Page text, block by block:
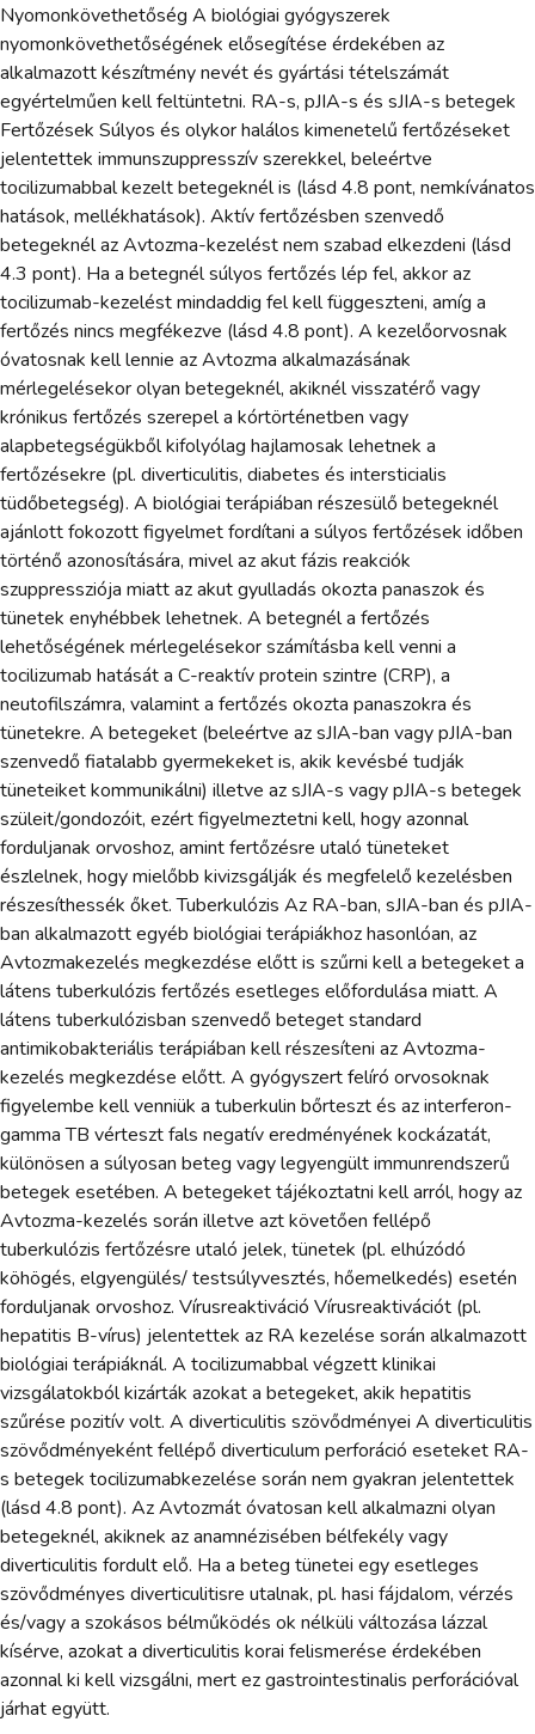
Nyomonkövethetőség A biológiai gyógyszerek
nyomonkövethetőségének elősegítése érdekében az
alkalmazott készítmény nevét és gyártási tételszámát
egyértelműen kell feltüntetni. RA-s, pJIA-s és sJIA-s betegek
Fertőzések Súlyos és olykor halálos kimenetelű fertőzéseket
jelentettek immunszuppresszív szerekkel, beleértve
tocilizumabbal kezelt betegeknél is (lásd 4.8 pont, nemkívánatos
hatások, mellékhatások). Aktív fertőzésben szenvedő
betegeknél az Avtozma-kezelést nem szabad elkezdeni (lásd
4.3 pont). Ha a betegnél súlyos fertőzés lép fel, akkor az
tocilizumab-kezelést mindaddig fel kell függeszteni, amíg a
fertőzés nincs megfékezve (lásd 4.8 pont). A kezelőorvosnak
óvatosnak kell lennie az Avtozma alkalmazásának
mérlegelésekor olyan betegeknél, akiknél visszatérő vagy
krónikus fertőzés szerepel a kórtörténetben vagy
alapbetegségükből kifolyólag hajlamosak lehetnek a
fertőzésekre (pl. diverticulitis, diabetes és intersticialis
tüdőbetegség). A biológiai terápiában részesülő betegeknél
ajánlott fokozott figyelmet fordítani a súlyos fertőzések időben
történő azonosítására, mivel az akut fázis reakciók
szuppressziója miatt az akut gyulladás okozta panaszok és
tünetek enyhébbek lehetnek. A betegnél a fertőzés
lehetőségének mérlegelésekor számításba kell venni a
tocilizumab hatását a C-reaktív protein szintre (CRP), a
neutofilszámra, valamint a fertőzés okozta panaszokra és
tünetekre. A betegeket (beleértve az sJIA-ban vagy pJIA-ban
szenvedő fiatalabb gyermekeket is, akik kevésbé tudják
tüneteiket kommunikálni) illetve az sJIA-s vagy pJIA-s betegek
szüleit/gondozóit, ezért figyelmeztetni kell, hogy azonnal
forduljanak orvoshoz, amint fertőzésre utaló tüneteket
észlelnek, hogy mielőbb kivizsgálják és megfelelő kezelésben
részesíthessék őket. Tuberkulózis Az RA-ban, sJIA-ban és pJIA-
ban alkalmazott egyéb biológiai terápiákhoz hasonlóan, az
Avtozmakezelés megkezdése előtt is szűrni kell a betegeket a
látens tuberkulózis fertőzés esetleges előfordulása miatt. A
látens tuberkulózisban szenvedő beteget standard
antimikobakteriális terápiában kell részesíteni az Avtozma-
kezelés megkezdése előtt. A gyógyszert felíró orvosoknak
figyelembe kell venniük a tuberkulin bőrteszt és az interferon-
gamma TB vérteszt fals negatív eredményének kockázatát,
különösen a súlyosan beteg vagy legyengült immunrendszerű
betegek esetében. A betegeket tájékoztatni kell arról, hogy az
Avtozma-kezelés során illetve azt követően fellépő
tuberkulózis fertőzésre utaló jelek, tünetek (pl. elhúzódó
köhögés, elgyengülés/ testsúlyvesztés, hőemelkedés) esetén
forduljanak orvoshoz. Vírusreaktiváció Vírusreaktivációt (pl.
hepatitis B-vírus) jelentettek az RA kezelése során alkalmazott
biológiai terápiáknál. A tocilizumabbal végzett klinikai
vizsgálatokból kizárták azokat a betegeket, akik hepatitis
szűrése pozitív volt. A diverticulitis szövődményei A diverticulitis
szövődményeként fellépő diverticulum perforáció eseteket RA-
s betegek tocilizumabkezelése során nem gyakran jelentettek
(lásd 4.8 pont). Az Avtozmát óvatosan kell alkalmazni olyan
betegeknél, akiknek az anamnézisében bélfekély vagy
diverticulitis fordult elő. Ha a beteg tünetei egy esetleges
szövődményes diverticulitisre utalnak, pl. hasi fájdalom, vérzés
és/vagy a szokásos bélműködés ok nélküli változása lázzal
kísérve, azokat a diverticulitis korai felismerése érdekében
azonnal ki kell vizsgálni, mert ez gastrointestinalis perforációval
járhat együtt.